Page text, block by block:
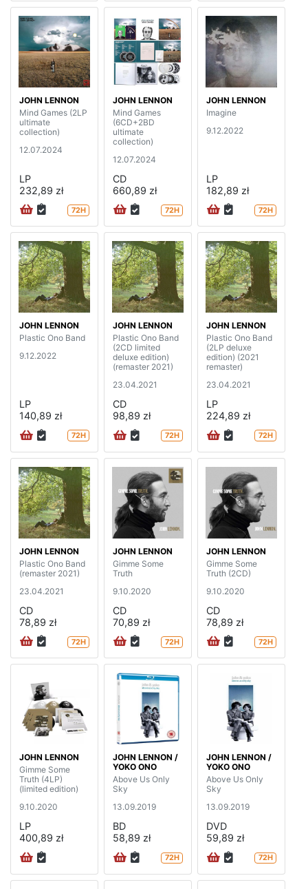
JOHN LENNON
Mind Games (2LP
ultimate
collection)
12.07.2024
LP
232,89 zł
72H
JOHN LENNON
Mind Games
(6CD+2BD
ultimate
collection)
12.07.2024
CD
660,89 zł
72H
JOHN LENNON
Imagine
9.12.2022
LP
182,89 zł
72H
JOHN LENNON
Plastic Ono Band
9.12.2022
LP
140,89 zł
72H
JOHN LENNON
Plastic Ono Band
(2CD limited
deluxe edition)
(remaster 2021)
23.04.2021
CD
98,89 zł
72H
JOHN LENNON
Plastic Ono Band
(2LP deluxe
edition) (2021
remaster)
23.04.2021
LP
224,89 zł
72H
JOHN LENNON
Plastic Ono Band
(remaster 2021)
23.04.2021
CD
78,89 zł
72H
JOHN LENNON
Gimme Some
Truth
9.10.2020
CD
70,89 zł
72H
JOHN LENNON
Gimme Some
Truth (2CD)
9.10.2020
CD
78,89 zł
72H
JOHN LENNON
Gimme Some
Truth (4LP)
(limited edition)
9.10.2020
LP
400,89 zł
JOHN LENNON /
YOKO ONO
Above Us Only
Sky
13.09.2019
BD
58,89 zł
72H
JOHN LENNON /
YOKO ONO
Above Us Only
Sky
13.09.2019
DVD
59,89 zł
72H